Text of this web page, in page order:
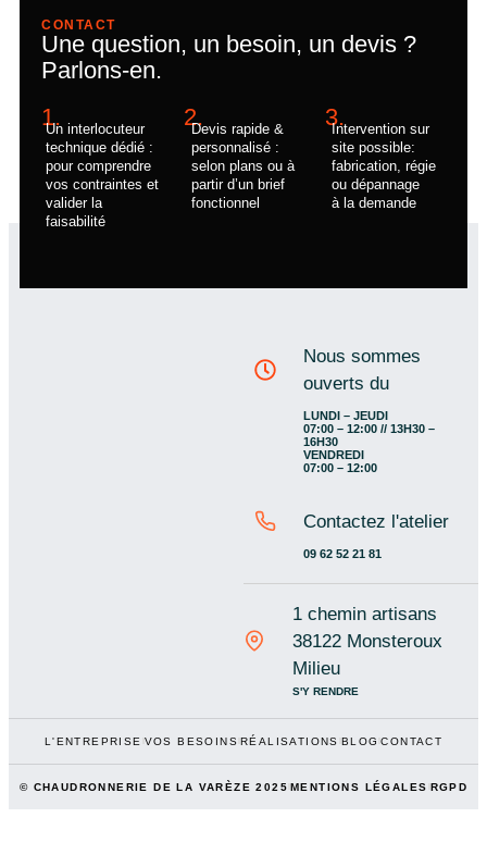
CONTACT
Une question, un besoin, un devis ?
Parlons-en.
1.
Un interlocuteur
technique dédié :
pour comprendre
vos contraintes et
valider la
faisabilité
2.Devis rapide &
personnalisé :
selon plans ou à
partir d’un brief
fonctionnel
3.
Intervention sur
site possible:
fabrication, régie
ou dépannage
à la demande
Nous sommes
ouverts du
LUNDI – JEUDI
07:00 – 12:00 // 13H30 –
16H30
VENDREDI
07:00 – 12:00
Contactez l'atelier
09 62 52 21 81
1 chemin artisans
38122 Monsteroux
Milieu
S'Y RENDRE
L'ENTREPRISE VOS BESOINS RÉALISATIONS BLOG CONTACT
© CHAUDRONNERIE DE LA VARÈZE 2025 MENTIONS LÉGALES RGPD